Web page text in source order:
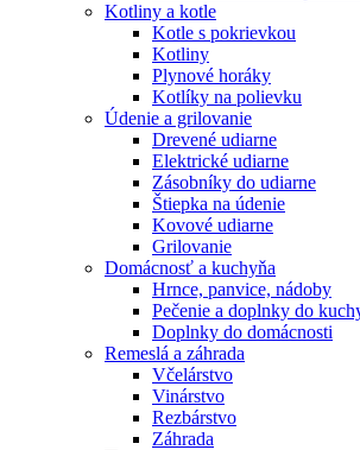
Kotliny a kotle
Kotle s pokrievkou
Kotliny
Plynové horáky
Kotlíky na polievku
Údenie a grilovanie
Drevené udiarne
Elektrické udiarne
Zásobníky do udiarne
Štiepka na údenie
Kovové udiarne
Grilovanie
Domácnosť a kuchyňa
Hrnce, panvice, nádoby
Pečenie a doplnky do
Doplnky do domácnosti
Remeslá a záhrada
Včelárstvo
Vinárstvo
Rezbárstvo
Záhrada